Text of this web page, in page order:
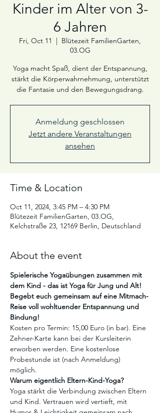
Kinder im Alter von 3-
6 Jahren
Fri, Oct 11
  |
Blütezeit FamilienGarten,
03.OG
Yoga macht Spaß, dient der Entspannung,
stärkt die Körperwahrnehmung, unterstützt
die Fantasie und den Bewegungsdrang.
Anmeldung geschlossen
Jetzt andere Veranstaltungen
ansehen
Time & Location
Oct 11, 2024, 3:45 PM – 4:30 PM
Blütezeit FamilienGarten, 03.OG,
Kelchstraße 23, 12169 Berlin, Deutschland
About the event
Spielerische Yogaübungen zusammen mit
dem Kind - das ist Yoga für Jung und Alt!
Begebt euch gemeinsam auf eine Mitmach-
Reise voll wohltuender Entspannung und
Bindung!
Kosten pro Termin: 15,00 Euro (in bar). Eine
Zehner-Karte kann bei der Kursleiterin
erworben werden. Eine kostenlose
Probestunde ist (nach Anmeldung)
möglich.
Warum eigentlich Eltern-Kind-Yoga?
Yoga stärkt die Verbindung zwischen Eltern
und Kind. Vertrauen wird vertieft, mit